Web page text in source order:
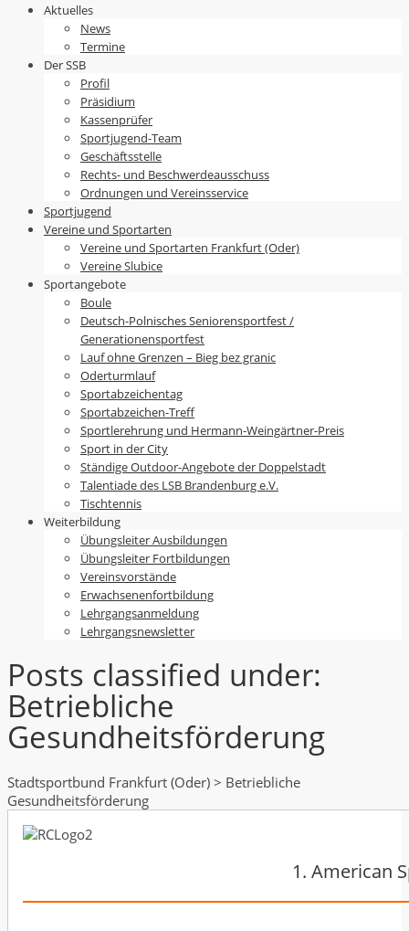
Aktuelles
News
Termine
Der SSB
Profil
Präsidium
Kassenprüfer
Sportjugend-Team
Geschäftsstelle
Rechts- und Beschwerdeausschuss
Ordnungen und Vereinsservice
Sportjugend
Vereine und Sportarten
Vereine und Sportarten Frankfurt (Oder)
Vereine Slubice
Sportangebote
Boule
Deutsch-Polnisches Seniorensportfest /
Generationensportfest
Lauf ohne Grenzen – Bieg bez granic
Oderturmlauf
Sportabzeichentag
Sportabzeichen-Treff
Sportlerehrung und Hermann-Weingärtner-Preis
Sport in der City
Ständige Outdoor-Angebote der Doppelstadt
Talentiade des LSB Brandenburg e.V.
Tischtennis
Weiterbildung
Übungsleiter Ausbildungen
Übungsleiter Fortbildungen
Vereinsvorstände
Erwachsenenfortbildung
Lehrgangsanmeldung
Lehrgangsnewsletter
Posts classified under:
Betriebliche
Gesundheitsförderung
Stadtsportbund Frankfurt (Oder) > Betriebliche
Gesundheitsförderung
1. American